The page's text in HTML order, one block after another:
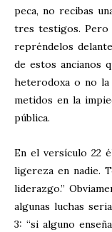
peca, no recibas
tres testigos. Pero
repréndelos
de estos ancianos
heterodoxa o no la
metidos en la
pública.
En el versículo 22
ligereza en nadie.
liderazgo.”
algunas luchas
3: “si alguno